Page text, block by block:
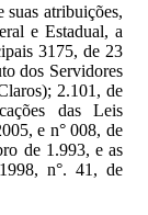
atribuições,
e Estadual, a
3175, de 23
dos Servidores
2.101, de
das Leis
e n° 008, de
de 1.993, e as
n°. 41, de